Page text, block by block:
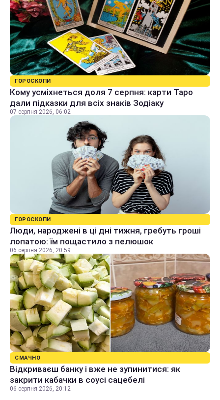
ГОРОСКОПИ
Кому усміхнеться доля 7 серпня: карти Таро
дали підказки для всіх знаків Зодіаку
07 серпня 2026, 06:02
ГОРОСКОПИ
Люди, народжені в ці дні тижня, гребуть гроші
лопатою: їм пощастило з пелюшок
06 серпня 2026, 20:59
СМАЧНО
Відкриваєш банку і вже не зупинитися: як
закрити кабачки в соусі сацебелі
06 серпня 2026, 20:12